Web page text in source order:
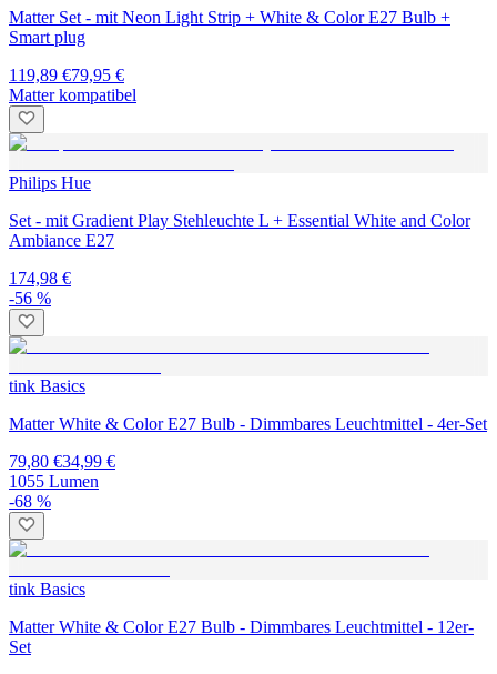
Matter Set - mit Neon Light Strip + White & Color E27 Bulb +
Smart plug
119,89 €79,95 €
Matter kompatibel
Philips Hue
Set - mit Gradient Play Stehleuchte L + Essential White and Color
Ambiance E27
174,98 €
-56 %
tink Basics
Matter White & Color E27 Bulb - Dimmbares Leuchtmittel - 4er-Set
79,80 €34,99 €
1055 Lumen
-68 %
tink Basics
Matter White & Color E27 Bulb - Dimmbares Leuchtmittel - 12er-
Set